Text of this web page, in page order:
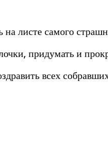
листе самого
придумать и
всех